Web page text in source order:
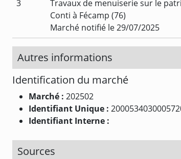
3
Travaux de menuiserie sur le
Conti à Fécamp (76)
Marché notifié le 29/07/2025
Autres informations
Identification du marché
Marché : 202502
Identifiant Unique :
Identifiant Interne :
Sources